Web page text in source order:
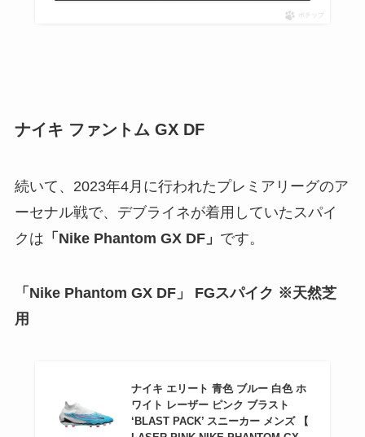
ポチップ
ナイキ ファントム GX DF
続いて、2023年4月に行われたプレミアリーグのア
ーセナル戦で、デブライネが着用していたスパイ
クは 「Nike Phantom GX DF」 です。
「Nike Phantom GX DF」 FGスパイク ※天然芝
用
ナイキ エリート 青色 ブルー 白色 ホ
ワイト レーザー ピンク ブラスト
‘BLAST PACK’ スニーカー メンズ 【